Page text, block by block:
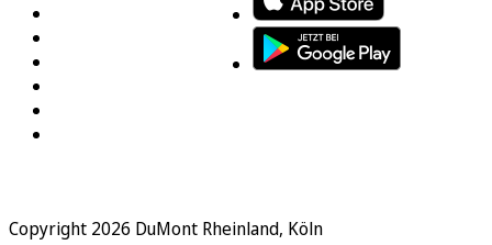
Copyright 2026 DuMont Rheinland, Köln